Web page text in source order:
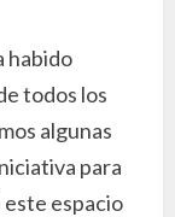
habido
todos los
algunas
para
este espacio